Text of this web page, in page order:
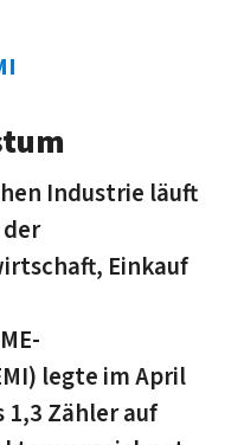
Industrie läuft
Einkauf
legte im April
1,3 Zähler auf